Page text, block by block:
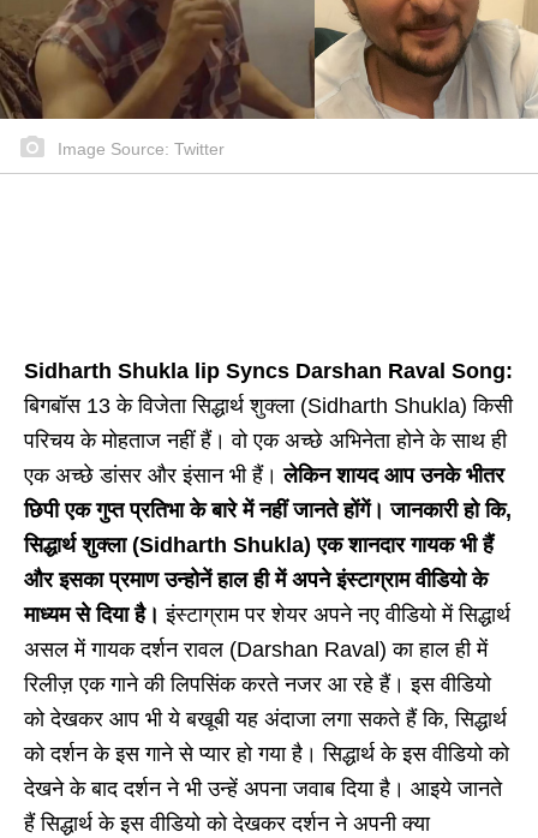
Image Source: Twitter
Sidharth Shukla lip Syncs Darshan Raval Song:
बिगबॉस 13 के विजेता सिद्धार्थ शुक्ला (Sidharth Shukla) किसी
परिचय के मोहताज नहीं हैं। वो एक अच्छे अभिनेता होने के साथ ही
एक अच्छे डांसर और इंसान भी हैं।लेकिन शायद आप उनके भीतर
छिपी एक गुप्त प्रतिभा के बारे में नहीं जानते होंगें। जानकारी हो कि,
सिद्धार्थ शुक्ला (Sidharth Shukla) एक शानदार गायक भी हैं
और इसका प्रमाण उन्होनें हाल ही में अपने इंस्टाग्राम वीडियो के
माध्यम से दिया है।इंस्टाग्राम पर शेयर अपने नए वीडियो में सिद्धार्थ
असल में गायक दर्शन रावल (Darshan Raval) का हाल ही में
रिलीज़ एक गाने की लिपसिंक करते नजर आ रहे हैं। इस वीडियो
को देखकर आप भी ये बखूबी यह अंदाजा लगा सकते हैं कि, सिद्धार्थ
को दर्शन के इस गाने से प्यार हो गया है। सिद्धार्थ के इस वीडियो को
देखने के बाद दर्शन ने भी उन्हें अपना जवाब दिया है। आइये जानते
हैं सिद्धार्थ के इस वीडियो को देखकर दर्शन ने अपनी क्या